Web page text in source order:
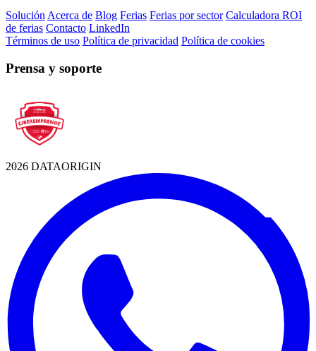
SoluciónAcerca de Blog Ferias Ferias por sector Calculadora ROI
de ferias Contacto LinkedIn
Términos de uso Política de privacidad Política de cookies
Prensa y soporte
2026 DATAORIGIN